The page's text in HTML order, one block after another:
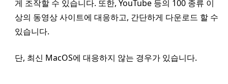
게 조작할 수 있습니다. 또한, YouTube 등의 100 종류 이
상의 동영상 사이트에 대응하고, 간단하게 다운로드 할 수
있습니다.
단, 최신 MacOS에 대응하지 않는 경우가 있습니다.